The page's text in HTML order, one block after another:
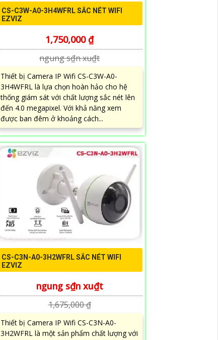
CS-C3W-A0-3H4WFRL SẮC NÉT WIFI
EZVIZ
1,750,000 ₫
ngung s₫n xu₫t
Thiết bị Camera IP Wifi CS-C3W-A0-
3H4WFRL là lựa chọn hoàn hảo cho hệ
thống giám sát với chất lượng sắc nét lên
đến 4.0 megapixel. Với khả năng xem
được ban đêm ở khoảng cách...
CS-C3N-A0-3H2WFRL SẮC NÉT WIFI
EZVIZ
ngung s₫n xu₫t
1,675,000 ₫
Thiết bị Camera IP Wifi CS-C3N-A0-
3H2WFRL là một sản phẩm chất lượng với